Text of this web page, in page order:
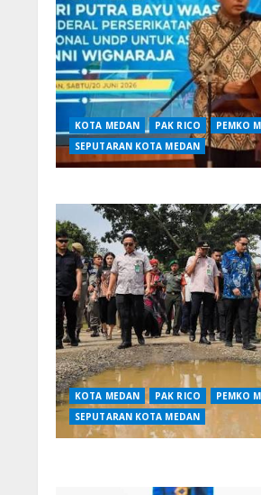
KOTA MEDAN PAK RICO
PEMKO
SEPUTARAN KOTA MEDAN
KOTA MEDAN PAK RICO
PEMKO
SEPUTARAN KOTA MEDAN